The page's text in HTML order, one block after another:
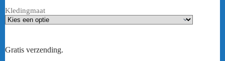
Kledingmaat
Gratis verzending.